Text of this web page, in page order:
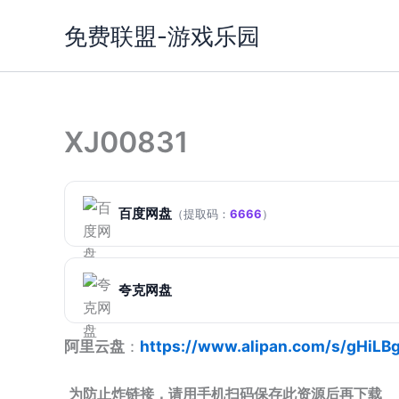
免费联盟-游戏乐园
XJ00831
百度网盘 （提取码： 6666）
夸克网盘
阿里云盘 ： https://www.alipan.com/s/
为防止炸链接，请用手机扫码保存此资源后再下载